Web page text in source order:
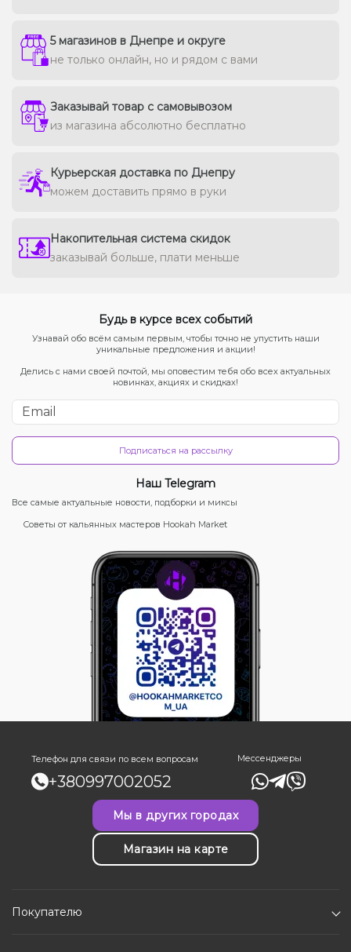
5 магазинов в Днепре и округе
не только онлайн, но и рядом с вами
Заказывай товар с самовывозом
из магазина абсолютно бесплатно
Курьерская доставка по Днепру
можем доставить прямо в руки
Накопительная система скидок
заказывай больше, плати меньше
Будь в курсе всех событий
Узнавай обо всём самым первым, чтобы точно не упустить наши
уникальные предложения и акции!
Делись с нами своей почтой, мы оповестим тебя обо всех актуальных
новинках, акциях и скидках!
Подписаться на рассылку
Наш Telegram
Все самые актуальные новости, подборки и миксы
Советы от кальянных мастеров Hookah Market
Телефон для связи по всем вопросам
+380997002052
Мессенджеры
Мы в других городах
Магазин на карте
Покупателю